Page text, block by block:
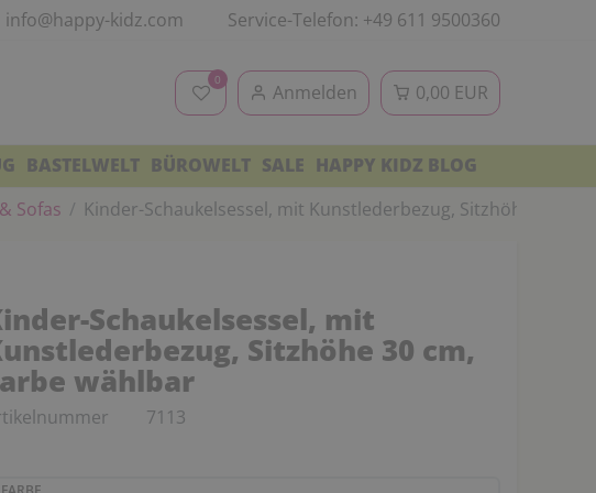
info@happy-kidz.com Service-Telefon: +49 611 9500360
0
Anmelden 0,00 EUR
BASTELWELT BÜROWELT SALE HAPPY KIDZ BLOG
Sofas Kinder-Schaukelsessel, mit Kunstlederbezug, Sitzhöhe 30
Schaukelsessel, mit
Sitzhöhe 30 cm,
wählbar
7113